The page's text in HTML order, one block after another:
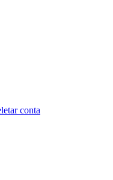
conta